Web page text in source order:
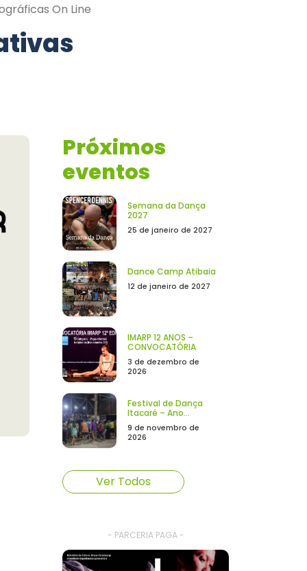
On Line
Próximos
eventos
Semana da Dança
2027
25 de janeiro de 2027
Dance Camp Atibaia
12 de janeiro de 2027
IMARP 12 ANOS –
CONVOCATÓRIA
3 de dezembro de
2026
Festival de Dança
Itacaré – Ano...
9 de novembro de
2026
Ver Todos
- PARCERIA PAGA -